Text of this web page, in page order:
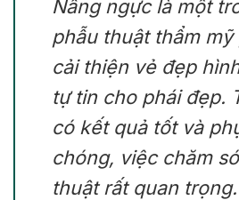
Nâng ngực là một
phẫu thuật thẩm
cải thiện vẻ đẹp
tự tin cho phái đẹp.
có kết quả tốt và
chóng, việc chăm
thuật rất quan